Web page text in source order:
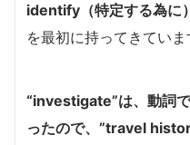
identify（特定する為に
を最初に持ってきていま
“investigate”は、動詞
ったので、”travel